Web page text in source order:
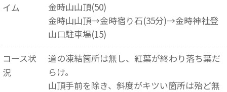
イム
金時山山頂(50)
金時山山頂→金時宿り石(35分)→金時神社登
山口駐車場(15)
コース状
況
道の凍結箇所は無し、紅葉が終わり落ち葉だ
らけ。
山頂手前を除き、斜度がキツい箇所は殆ど無